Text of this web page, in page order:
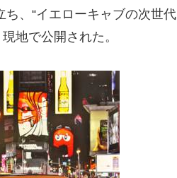
、“イエローキャブの次世代
地で公開された。